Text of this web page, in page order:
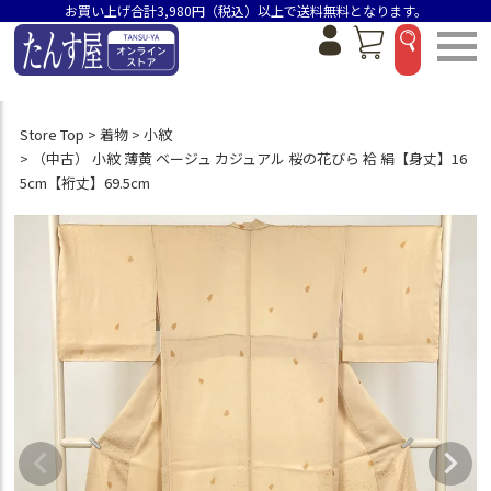
お買い上げ合計3,980円（税込）以上で送料無料となります。
Store Top 着物
小紋
（中古） 小紋 薄黄 ベージュ カジュアル 桜の花びら 袷 絹【身丈】16
5cm【裄丈】69.5cm